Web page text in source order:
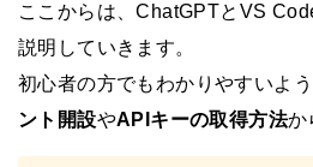
ここからは、ChatGPTとVS
説明していきます。
初心者の方でもわかりやすいよう
ント開設やAPIキーの取得方法か